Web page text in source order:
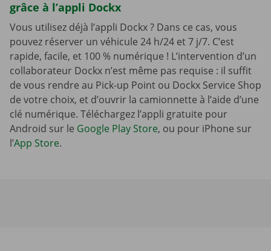
grâce à l’appli Dockx
Vous utilisez déjà l’appli Dockx ? Dans ce cas, vous
pouvez réserver un véhicule 24 h/24 et 7 j/7. C’est
rapide, facile, et 100 % numérique ! L’intervention d’un
collaborateur Dockx n’est même pas requise : il suffit
de vous rendre au Pick-up Point ou Dockx Service Shop
de votre choix, et d’ouvrir la camionnette à l’aide d’une
clé numérique. Téléchargez l’appli gratuite pour
Android sur le Google Play Store, ou pour iPhone sur
l’App Store.